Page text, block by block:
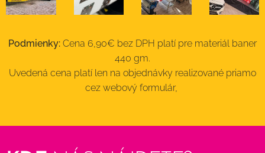
Podmienky: Cena 6,90€ bez DPH platí pre materiál baner
440 gm.
Uvedená cena platí len na objednávky realizované priamo
cez webový formulár,